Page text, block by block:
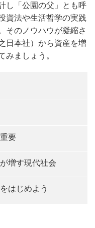
し「公園の父」とも呼
資法や生活哲学の実践
そのノウハウが凝縮さ
日本社）から資産を増
みましょう。
要
増す現代社会
はじめよう